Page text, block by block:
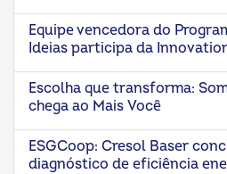
Equipe vencedora do
Ideias participa da
Escolha que transforma:
chega ao Mais Você
ESGCoop: Cresol Baser
diagnóstico de eficiência